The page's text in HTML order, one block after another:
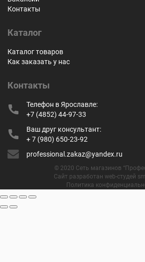
Контакты
Каталог
Каталог товаров
Как заказать у нас
Контакты
Телефон в Ярославле:
+7 (4852) 44-97-33
Ваш друг консультант:
+ 7 (980) 650-23-92
professional.zakaz@yandex.ru
© 2020 Сеть магазинов
Сайт разработан web-студей
Политика